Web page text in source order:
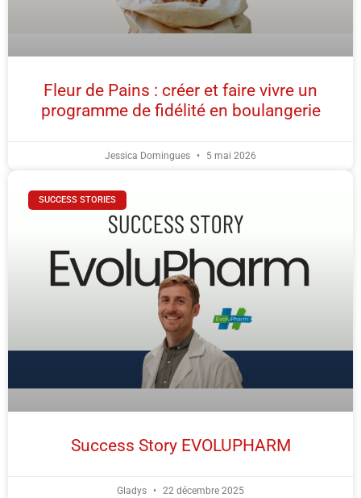
Fleur de Pains : créer et faire vivre un
programme de fidélité en boulangerie
Jessica Domingues 5 mai 2026
SUCCESS STORIES
Success Story EVOLUPHARM
Gladys 22 décembre 2025